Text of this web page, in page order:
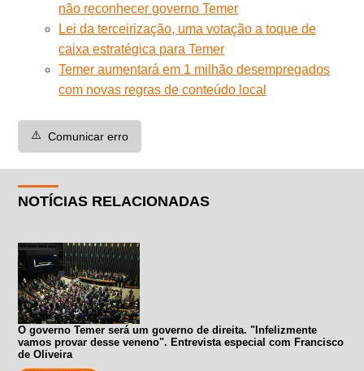
não reconhecer governo Temer
Lei da terceirização, uma votação a toque de
caixa estratégica para Temer
Temer aumentará em 1 milhão desempregados
com novas regras de conteúdo local
⚠️ Comunicar erro
NOTÍCIAS RELACIONADAS
O governo Temer será um governo de direita. "Infelizmente
vamos provar desse veneno". Entrevista especial com Francisco
de Oliveira